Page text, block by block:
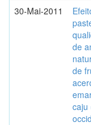
30-Mai-2011
de
de
caju